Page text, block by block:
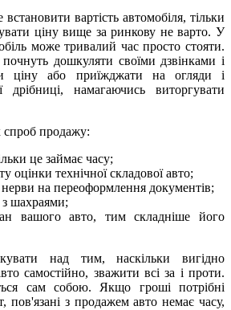
вартість автомобіля, тільки
ціну вище за ринкову не варто. У
може тривалий час просто стояти.
дошкуляти своїми дзвінками і
ціну або приїжджати на огляди і
дрібниці, намагаючись виторгувати
спроб продажу:
це займає часу;
оцінки технічної складової авто;
нерви на переоформлення документів;
з шахраями;
вашого авто, тим складніше його
над тим, наскільки вигідно
самостійно, зважити всі за і проти.
сам собою. Якщо гроші потрібні
пов'язані з продажем авто немає часу,